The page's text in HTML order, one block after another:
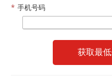
* 手机号码
获取最